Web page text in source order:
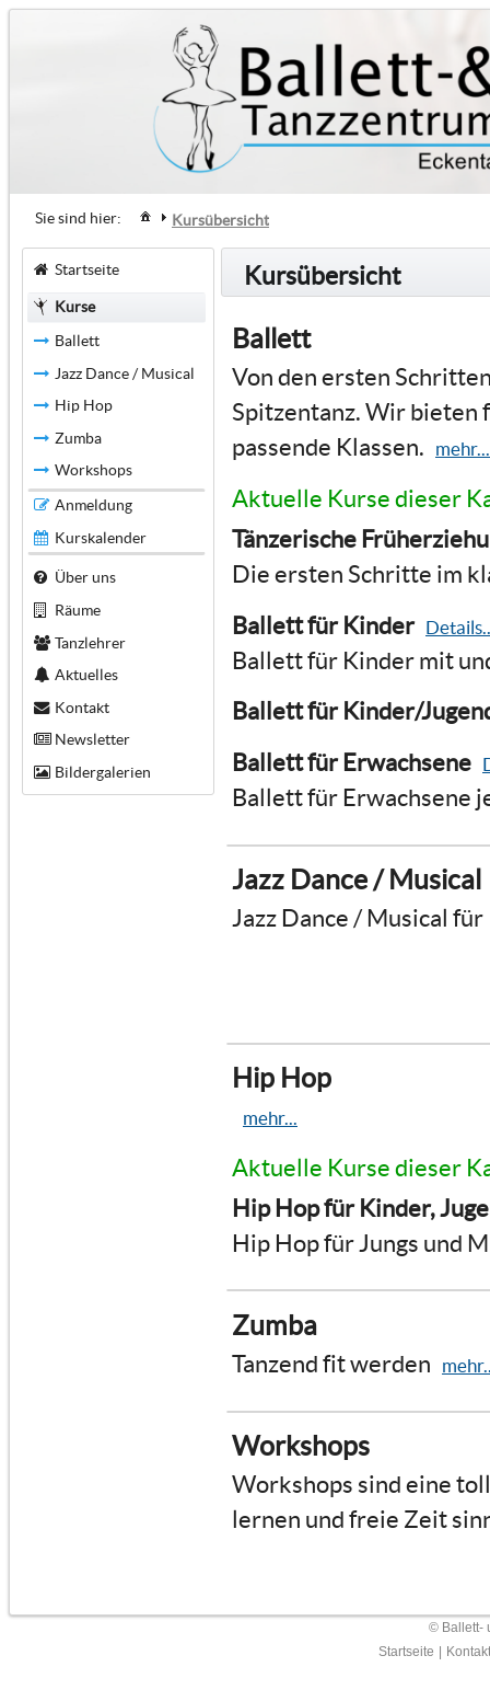
Sie sind hier: Kursübersicht
Startseite
Kurse
Ballett
Jazz Dance / Musical
Hip Hop
Zumba
Workshops
Anmeldung
Kurskalender
Über uns
Räume
Tanzlehrer
Aktuelles
Kontakt
Newsletter
Bildergalerien
Kursübersicht
Ballett
Von den ersten
Spitzentanz. Wir bieten
passende Klassen.
mehr...
Aktuelle Kurse dieser
Tänzerische
Die ersten Schritte im
Ballett für Kinder
Ballett für Kinder mit
Ballett für Kinder/
Ballett für Erwachsene
Ballett für Erwachsene
Jazz Dance / Musical
Jazz Dance / Musical
Hip Hop
mehr...
Aktuelle Kurse dieser
Hip Hop für Kinder,
Hip Hop für Jungs und
Zumba
Tanzend fit werden
Workshops
Workshops sind eine
lernen und freie Zeit
© Ballett-
Startseite
Kontakt